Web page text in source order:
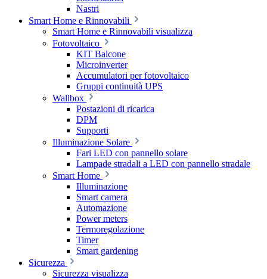
Nastri
Smart Home e Rinnovabili
Smart Home e Rinnovabili visualizza
Fotovoltaico
KIT Balcone
Microinverter
Accumulatori per fotovoltaico
Gruppi continuità UPS
Wallbox
Postazioni di ricarica
DPM
Supporti
Illuminazione Solare
Fari LED con pannello solare
Lampade stradali a LED con pannello stradale
Smart Home
Illuminazione
Smart camera
Automazione
Power meters
Termoregolazione
Timer
Smart gardening
Sicurezza
Sicurezza visualizza